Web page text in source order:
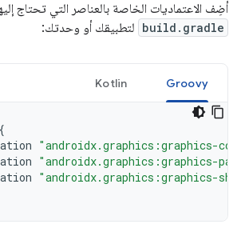
أضِف الاعتماديات الخاصة بالعناصر التي تحتاج
build.gradle لتطبيقك أو وحدتك:
Groovy
Kotlin
{
"androidx.graphics:graphics-
"androidx.graphics:graphics-
"androidx.graphics:graphics-